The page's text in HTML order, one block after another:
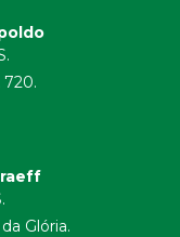
720.
Glória.